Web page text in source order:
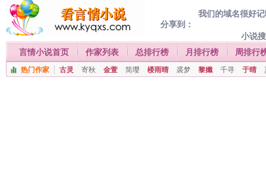
我们的域名很好
分享到：
小说
言情小说首页
作家列表 总排行榜 月排行榜 周排行
热门作家 古灵 寄秋 金萱 简璎 楼雨晴 裘梦 黎孅 千寻 于晴